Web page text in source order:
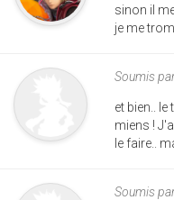
sinon il
je me
Soumis
et bien..
miens !
le faire..
Soumis